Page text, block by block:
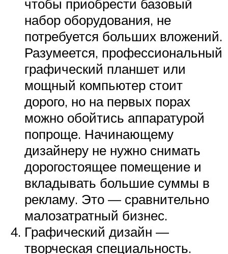
чтобы приобрести базовый
набор оборудования, не
потребуется больших вложений.
Разумеется, профессиональный
графический планшет или
мощный компьютер стоит
дорого, но на первых порах
можно обойтись аппаратурой
попроще. Начинающему
дизайнеру не нужно снимать
дорогостоящее помещение и
вкладывать большие суммы в
рекламу. Это — сравнительно
малозатратный бизнес.
Графический дизайн —
творческая специальность.